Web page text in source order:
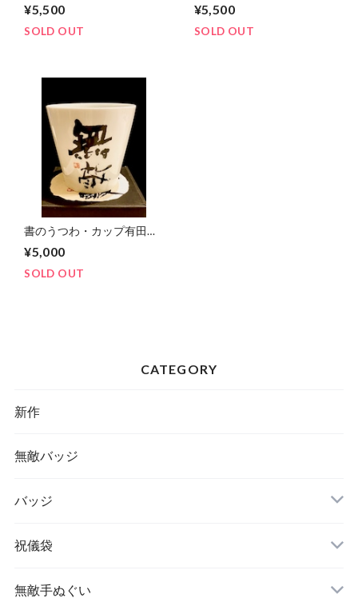
¥5,500
SOLD OUT
¥5,500
SOLD OUT
書のうつわ・カップ有田焼
¥5,000
SOLD OUT
CATEGORY
新作
無敵バッジ
バッジ
祝儀袋
無敵手ぬぐい